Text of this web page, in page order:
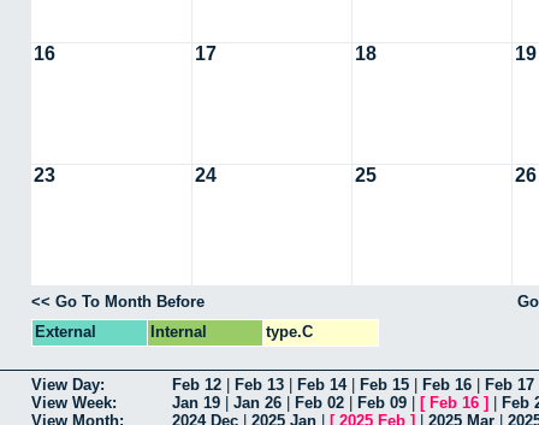
16 17 18 19
23 24 25 26
<< Go To Month Before
External
Internal type.C
View Day: Feb 12 Feb 13 Feb 14| Feb 15 Feb 16 Feb 17
View Week:
Jan 19 Jan 26 Feb 02 Feb 09 [ Feb 16 ]
Feb
View Month:
2024 Dec 2025 Jan [ 2025 Feb ] 2025 Mar